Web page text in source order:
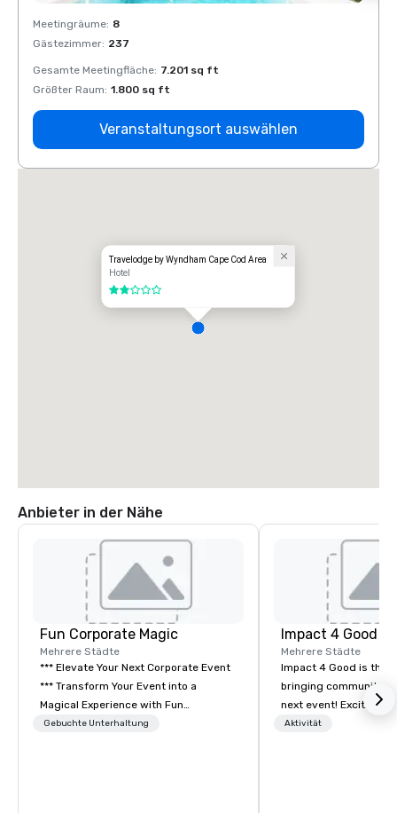
Meetingräume: 8
Gästezimmer: 237
Gesamte Meetingfläche: 7.201 sq ft
Größter Raum: 1.800 sq ft
Veranstaltungsort auswählen
Travelodge by Wyndham Cape Cod Area
Hotel
2 von 5
Anbieter in der Nähe
Fun Corporate Magic
Mehrere Städte
*** Elevate Your Next Corporate Event
*** Transform Your Event into a
Magical Experience with Fun
Corporate Magic, a premier
Gebuchte Unterhaltung
Impact 4 Good
Mehrere Städte
Impact 4 Good is the
bringing community
next event! Exciting
team building
Aktivität